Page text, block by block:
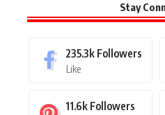
Stay
235.3k Followers
Like
11.6k Followers